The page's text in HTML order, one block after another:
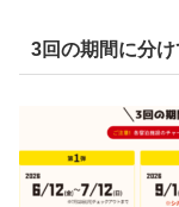
3回の期間に分